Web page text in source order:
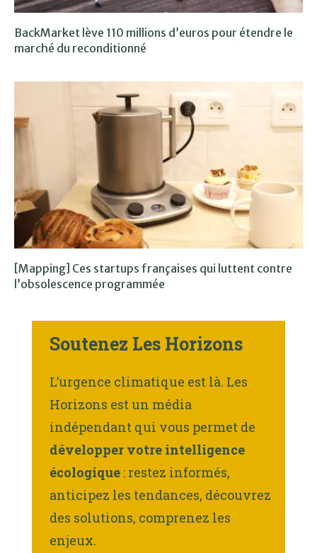
BackMarket lève 110 millions d’euros pour étendre le
marché du reconditionné
[Mapping] Ces startups françaises qui luttent contre
l’obsolescence programmée
Soutenez Les Horizons
L’urgence climatique est là. Les
Horizons est un média
indépendant qui vous permet de
développer votre intelligence
écologique : restez informés,
anticipez les tendances, découvrez
des solutions, comprenez les
enjeux.